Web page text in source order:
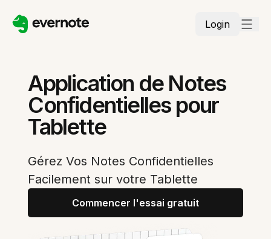
Login
Application de Notes
Confidentielles pour
Tablette
Gérez Vos Notes Confidentielles
Facilement sur votre Tablette
Commencer l'essai gratuit